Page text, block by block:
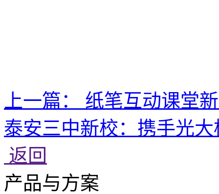
上一篇：
纸笔互动课堂
泰安三中新校：携手光
返回
产品与方案